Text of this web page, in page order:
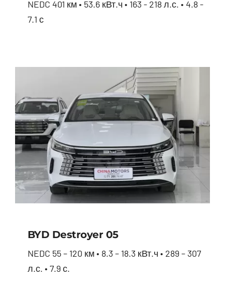
NEDC 401 км • 53.6 кВт.ч • 163 - 218 л.с. • 4.8 -
7.1 с
BYD Destroyer 05
NEDC 55 – 120 км • 8.3 – 18.3 кВт.ч • 289 – 307
л.с. • 7.9 с.